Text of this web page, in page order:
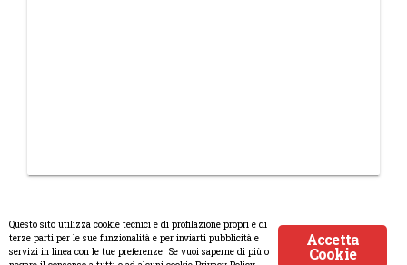
Accetta
Cookie
Questo sito utilizza cookie tecnici e di profilazione propri e di
terze parti per le sue funzionalità e per inviarti pubblicità e
servizi in linea con le tue preferenze. Se vuoi saperne di più o